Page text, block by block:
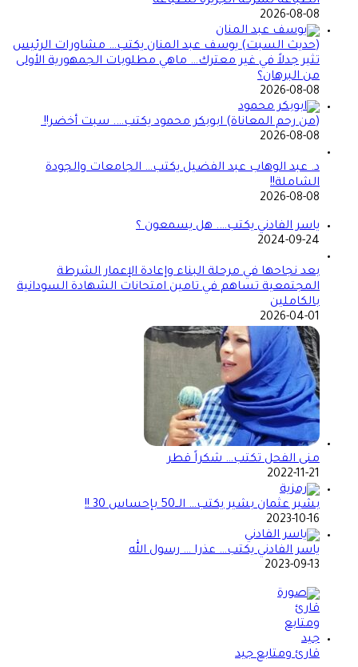
2026-08-08
(حديث السبت) يوسف عبد المنان يكتب… مشاورات الرئيس
تثير جدلاً في غير معترك… ماهي مطلوبات الجمهورية الأولى
من البرهان؟
2026-08-08
(من رحم المعاناة) ابوبكر محمود يكتب…. سبت أخضر!!
2026-08-08
د. عبد الوهاب عبد الفضيل يكتب… الجامعات والجودة
الشاملة!!
2026-08-08
ياسر الفادني يكتب…. هل يسمعون ؟
2024-09-24
بعد نجاحها في مرحلة البناء وإعادة الإعمار الشرطة
المجتمعية تساهم في تامين امتحانات الشهادة السودانية
بالكاملين
2026-04-01
منى الفحل تكتب… شكراً قطر
2022-11-21
بشير عثمان بشير يكتب… الــ50 بإحساس 30 !!
2023-10-16
ياسر الفادني يكتب… عذرا … رسول الله
2023-09-13
قارئ ومتابع جيد